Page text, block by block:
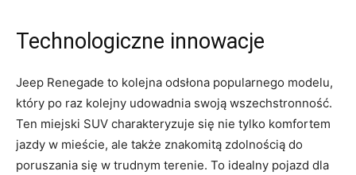
Technologiczne innowacje
Jeep Renegade to kolejna odsłona popularnego ⁢modelu,
który po raz kolejny udowadnia swoją wszechstronność.
Ten ​miejski SUV charakteryzuje się nie tylko komfortem
jazdy w mieście, ale także znakomitą zdolnością do
poruszania się w⁣ trudnym‌ terenie. To⁤ idealny pojazd dla